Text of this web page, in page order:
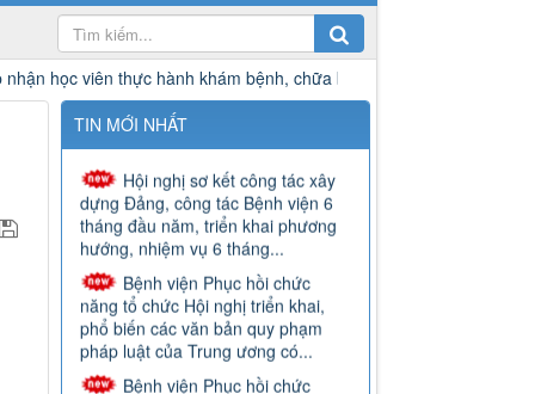
thực hành khám bệnh, chữa bệnh
TIN MỚI NHẤT
Bệnh viện Phục hồi chức
năng Bắc Ninh Trao quà tri ân bệnh
nhân là thương, bệnh binh và thân
nhân liệt sĩ đang nằm điều...
Hội nghị sơ kết công tác xây
dựng Đảng, công tác Bệnh viện 6
tháng đầu năm, triển khai phương
hướng, nhiệm vụ 6 tháng...
Bệnh viện Phục hồi chức
năng tổ chức Hội nghị triển khai,
phổ biến các văn bản quy phạm
pháp luật của Trung ương có...
Bệnh viện Phục hồi chức
năng Bắc Ninh lan tỏa nghĩa cử cao